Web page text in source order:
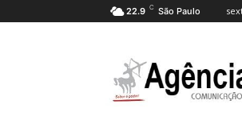
22.9 C São Paulo